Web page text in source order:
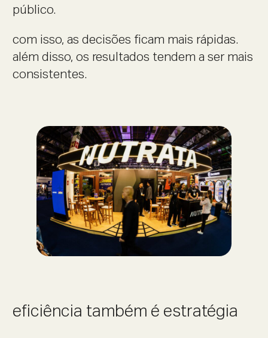
público.
com isso, as decisões ficam mais rápidas.
além disso, os resultados tendem a ser mais
consistentes.
eficiência também é estratégia